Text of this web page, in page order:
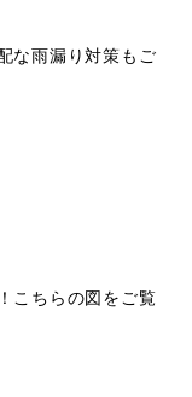
な雨漏り対策もご
こちらの図をご覧